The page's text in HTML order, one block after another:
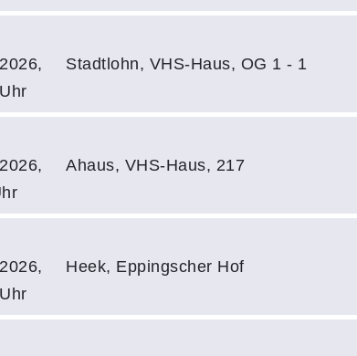
Stadtlohn, VHS-Haus, OG 1 - 1
Ahaus, VHS-Haus, 217
Heek, Eppingscher Hof